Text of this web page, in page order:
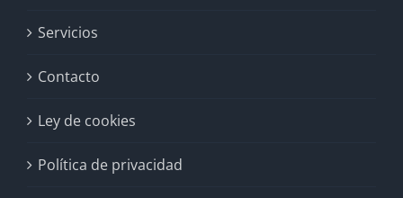
Servicios
Contacto
Ley de cookies
Política de privacidad